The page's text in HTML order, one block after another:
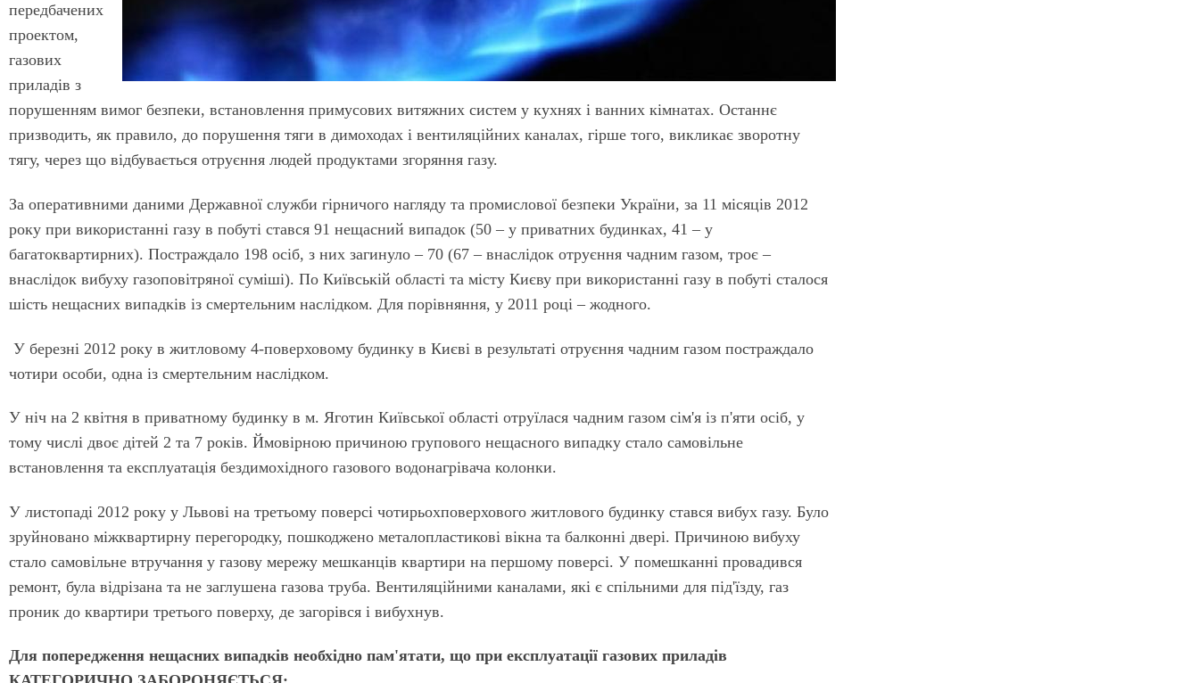
передбачених
проектом,
газових
приладів з
порушенням вимог безпеки, встановлення примусових витяжних систем у кухнях і ванних кімнатах. Останнє
призводить, як правило, до порушення тяги в димоходах і вентиляційних каналах, гірше того, викликає зворотну
тягу, через що відбувається отруєння людей продуктами згоряння газу.
За оперативними даними Державної служби гірничого нагляду та промислової безпеки України, за 11 місяців 2012
року при використанні газу в побуті стався 91 нещасний випадок (50 – у приватних будинках, 41 – у
багатоквартирних). Постраждало 198 осіб, з них загинуло – 70 (67 – внаслідок отруєння чадним газом, троє –
внаслідок вибуху газоповітряної суміші). По Київській області та місту Києву при використанні газу в побуті сталося
шість нещасних випадків із смертельним наслідком. Для порівняння, у 2011 році – жодного.
У березні 2012 року в житловому 4-поверховому будинку в Києві в результаті отруєння чадним газом постраждало
чотири особи, одна із смертельним наслідком.
У ніч на 2 квітня в приватному будинку в м. Яготин Київської області отруїлася чадним газом сім'я із п'яти осіб, у
тому числі двоє дітей 2 та 7 років. Ймовірною причиною групового нещасного випадку стало самовільне
встановлення та експлуатація бездимохідного газового водонагрівача колонки.
У листопаді 2012 року у Львові на третьому поверсі чотирьохповерхового житлового будинку стався вибух газу. Було
зруйновано міжквартирну перегородку, пошкоджено металопластикові вікна та балконні двері. Причиною вибуху
стало самовільне втручання у газову мережу мешканців квартири на першому поверсі. У помешканні провадився
ремонт, була відрізана та не заглушена газова труба. Вентиляційними каналами, які є спільними для під'їзду, газ
проник до квартири третього поверху, де загорівся і вибухнув.
Для попередження нещасних випадків необхідно пам'ятати, що при експлуатації газових приладів